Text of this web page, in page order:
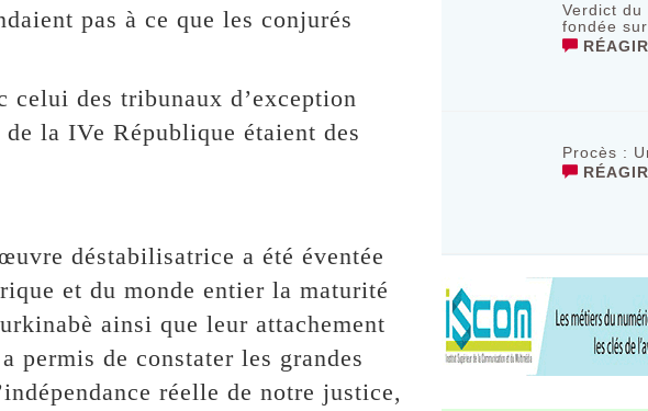
pas à ce que les conjurés
celui des tribunaux d’exception
la IVe République étaient des
déstabilisatrice a été éventée
et du monde entier la maturité
ainsi que leur attachement
permis de constater les grandes
réelle de notre justice,
Verdict du
fondée
RÉAGIR
Procès :
RÉAGIR